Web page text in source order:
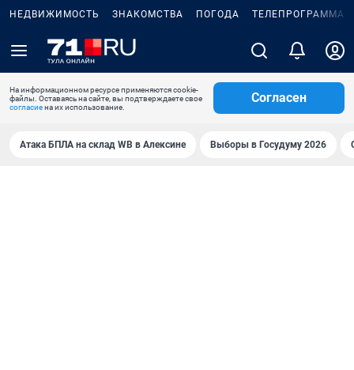
НЕДВИЖИМОСТЬ ЗНАКОМСТВА ПОГОДА ТЕЛЕПРОГРАММА
На информационном ресурсе применяются cookie-
файлы. Оставаясь на сайте, вы подтверждаете свое
согласиена их использование.
Согласен
Атака БПЛА на склад WB в Алексине Выборы в Госудуму 2026